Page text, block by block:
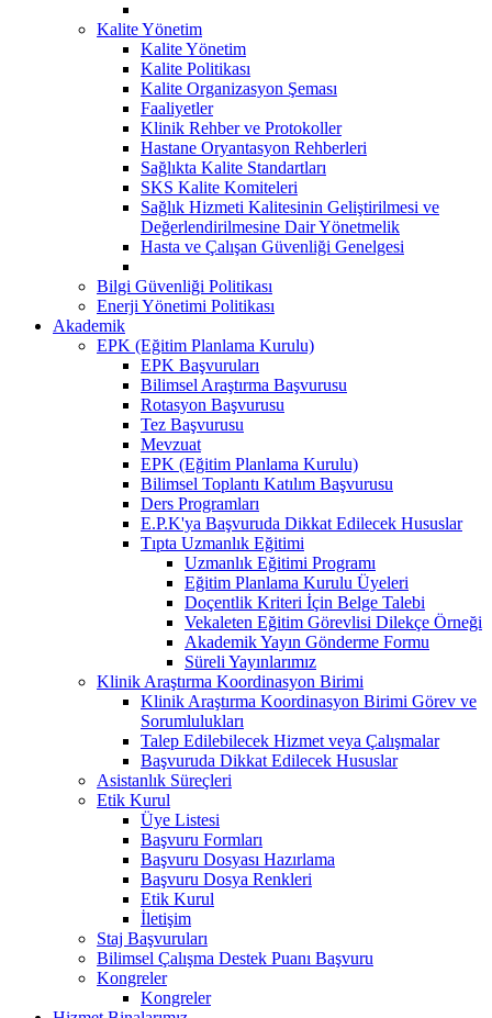
Kalite Yönetim
Kalite Yönetim
Kalite Politikası
Kalite Organizasyon Şeması
Faaliyetler
Klinik Rehber ve Protokoller
Hastane Oryantasyon Rehberleri
Sağlıkta Kalite Standartları
SKS Kalite Komiteleri
Sağlık Hizmeti Kalitesinin Geliştirilmesi ve
Değerlendirilmesine Dair Yönetmelik
Hasta ve Çalışan Güvenliği Genelgesi
Bilgi Güvenliği Politikası
Enerji Yönetimi Politikası
Akademik
EPK (Eğitim Planlama Kurulu)
EPK Başvuruları
Bilimsel Araştırma Başvurusu
Rotasyon Başvurusu
Tez Başvurusu
Mevzuat
EPK (Eğitim Planlama Kurulu)
Bilimsel Toplantı Katılım Başvurusu
Ders Programları
E.P.K'ya Başvuruda Dikkat Edilecek Hususlar
Tıpta Uzmanlık Eğitimi
Uzmanlık Eğitimi Programı
Eğitim Planlama Kurulu Üyeleri
Doçentlik Kriteri İçin Belge Talebi
Vekaleten Eğitim Görevlisi Dilekçe Örneği
Akademik Yayın Gönderme Formu
Süreli Yayınlarımız
Klinik Araştırma Koordinasyon Birimi
Klinik Araştırma Koordinasyon Birimi Görev ve
Sorumlulukları
Talep Edilebilecek Hizmet veya Çalışmalar
Başvuruda Dikkat Edilecek Hususlar
Asistanlık Süreçleri
Etik Kurul
Üye Listesi
Başvuru Formları
Başvuru Dosyası Hazırlama
Başvuru Dosya Renkleri
Etik Kurul
İletişim
Staj Başvuruları
Bilimsel Çalışma Destek Puanı Başvuru
Kongreler
Kongreler